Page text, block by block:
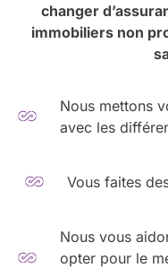
changer
immobiliers non
Nous mettons
avec les
Vous faites
Nous vous
opter pour le